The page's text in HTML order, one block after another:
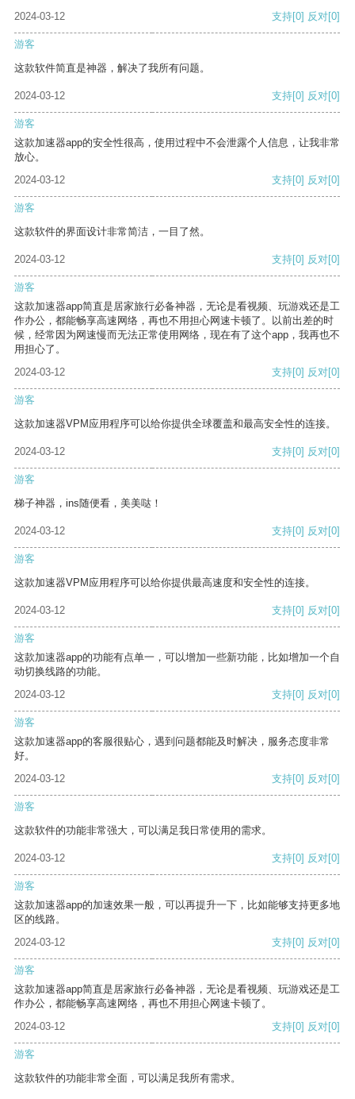
2024-03-12 支持[0] 反对[0]
游客
这款软件简直是神器，解决了我所有问题。
2024-03-12 支持[0] 反对[0]
游客
这款加速器app的安全性很高，使用过程中不会泄露个人信息，让我非常
放心。
2024-03-12
支持[0] 反对[0]
游客
这款软件的界面设计非常简洁，一目了然。
2024-03-12 支持[0] 反对[0]
游客
这款加速器app简直是居家旅行必备神器，无论是看视频、玩游戏还是工
作办公，都能畅享高速网络，再也不用担心网速卡顿了。以前出差的时
候，经常因为网速慢而无法正常使用网络，现在有了这个app，我再也不
用担心了。
2024-03-12
支持[0] 反对[0]
游客
这款加速器VPM应用程序可以给你提供全球覆盖和最高安全性的连接。
2024-03-12 支持[0] 反对[0]
游客
梯子神器，ins随便看，美美哒！
2024-03-12 支持[0] 反对[0]
游客
这款加速器VPM应用程序可以给你提供最高速度和安全性的连接。
2024-03-12 支持[0] 反对[0]
游客
这款加速器app的功能有点单一，可以增加一些新功能，比如增加一个自
动切换线路的功能。
2024-03-12
支持[0] 反对[0]
游客
这款加速器app的客服很贴心，遇到问题都能及时解决，服务态度非常
好。
2024-03-12
支持[0] 反对[0]
游客
这款软件的功能非常强大，可以满足我日常使用的需求。
2024-03-12 支持[0] 反对[0]
游客
这款加速器app的加速效果一般，可以再提升一下，比如能够支持更多地
区的线路。
2024-03-12
支持[0] 反对[0]
游客
这款加速器app简直是居家旅行必备神器，无论是看视频、玩游戏还是工
作办公，都能畅享高速网络，再也不用担心网速卡顿了。
2024-03-12
支持[0] 反对[0]
游客
这款软件的功能非常全面，可以满足我所有需求。